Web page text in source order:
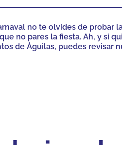
no te olvides de probar
no pares la fiesta. Ah, y si
de Águilas, puedes revisar